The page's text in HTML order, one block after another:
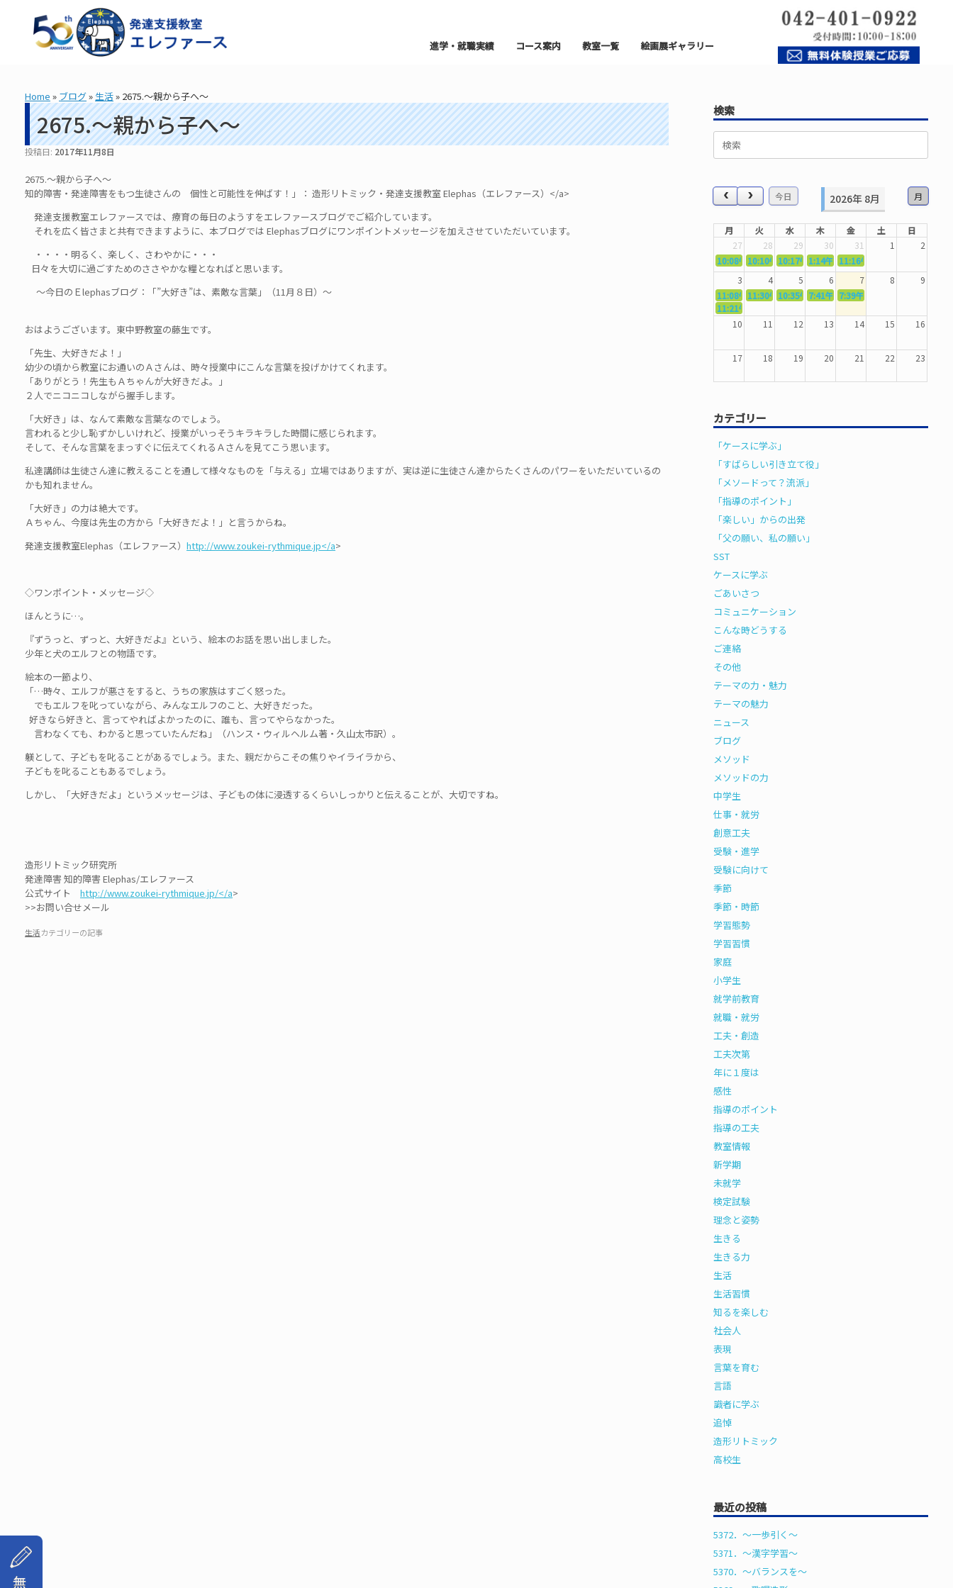
進学・就職実績 コース案内 教室一覧 絵画展ギャラリー
Home » ブログ»生活» 2675.～親から子へ～
2675.～親から子へ～
投稿日: 2017年11月8日
2675.～親から子へ～
知的障害・発達障害をもつ生徒さんの 個性と可能性を伸ばす！」： 造形リトミック・発達支援教室 Elephas（エレファース）</a>
発達支援教室エレファースでは、療育の毎日のようすをエレファースブログでご紹介しています。
それを広く皆さまと共有できますように、本ブログでは Elephasブログにワンポイントメッセージを加えさせていただいています。
・・・・明るく、楽しく、さわやかに・・・
日々を大切に過ごすためのささやかな糧となればと思います。
～今日のＥlephasブログ：「”大好き”は、素敵な言葉」（11月８日）～
おはようございます。東中野教室の藤生です。
「先生、大好きだよ！」
幼少の頃から教室にお通いのＡさんは、時々授業中にこんな言葉を投げかけてくれます。
「ありがとう！先生もＡちゃんが大好きだよ。」
２人でニコニコしながら握手します。
「大好き」は、なんて素敵な言葉なのでしょう。
言われると少し恥ずかしいけれど、授業がいっそうキラキラした時間に感じられます。
そして、そんな言葉をまっすぐに伝えてくれるＡさんを見てこう思います。
私達講師は生徒さん達に教えることを通して様々なものを「与える」立場ではありますが、実は逆に生徒さん達からたくさんのパワーをいただいているの
かも知れません。
「大好き」の力は絶大です。
Ａちゃん、今度は先生の方から「大好きだよ！」と言うからね。
発達支援教室Elephas（エレファース） http://www.zoukei-rythmique.jp</a>
◇ワンポイント・メッセージ◇
ほんとうに…。
『ずうっと、ずっと、大好きだよ』という、絵本のお話を思い出しました。
少年と犬のエルフとの物語です。
絵本の一節より、
「…時々、エルフが悪さをすると、うちの家族はすごく怒った。
でもエルフを叱っていながら、みんなエルフのこと、大好きだった。
好きなら好きと、言ってやればよかったのに、誰も、言ってやらなかった。
言わなくても、わかると思っていたんだね」（ハンス・ウィルヘルム著・久山太市訳）。
躾として、子どもを叱ることがあるでしょう。また、親だからこその焦りやイライラから、
子どもを叱ることもあるでしょう。
しかし、「大好きだよ」というメッセージは、子どもの体に浸透するくらいしっかりと伝えることが、大切ですね。
造形リトミック研究所
発達障害 知的障害 Elephas/エレファース
公式サイト http://www.zoukei-rythmique.jp/</a>
>>お問い合せメール
生活カテゴリーの記事
検索
検
今日 月
2026年 8月
月 火 水 木 金 土
日
27
28 29 30 31 1
2
10:08午前5362．～国語力を〜
10:10午前5363．～自信を〜
10:17午前5364．～信じて待つ〜
1:14午後5365．～計画的に〜
11:16午前
3
4 5 6 7 8
9
11:08午前5367．～機能を育てる〜
11:30午前5369．～歌唱造形〜
10:35午前5370．～バランスを〜
7:41午前5371．～漢字学習〜
7:39午前
11:21午前
10
11 12 13 14 15 16
17 18 19 20 21 22 23
31 1 2 3 4 5 6
カテゴリー
「ケースに学ぶ」
「すばらしい引き立て役」
「メソードって？流派」
「指導のポイント」
「楽しい」からの出発
「父の願い、私の願い」
SST
ケースに学ぶ
ごあいさつ
コミュニケーション
こんな時どうする
ご連絡
その他
テーマの力・魅力
テーマの魅力
ニュース
ブログ
メソッド
メソッドの力
中学生
仕事・就労
創意工夫
受験・進学
受験に向けて
季節
季節・時節
学習態勢
学習習慣
家庭
小学生
就学前教育
就職・就労
工夫・創造
工夫次第
年に１度は
感性
指導のポイント
指導の工夫
教室情報
新学期
未就学
検定試験
理念と姿勢
生きる
生きる力
生活
生活習慣
知るを楽しむ
社会人
表現
言葉を育む
言語
識者に学ぶ
追悼
造形リトミック
高校生
最近の投稿
5372．～一歩引く〜
5371．～漢字学習〜
5370．～バランスを〜